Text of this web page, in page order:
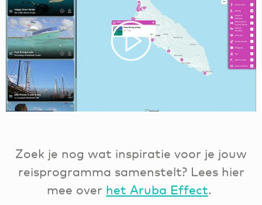
Zoek je nog wat inspiratie voor je jouw
reisprogramma samenstelt? Lees hier
mee over het Aruba Effect